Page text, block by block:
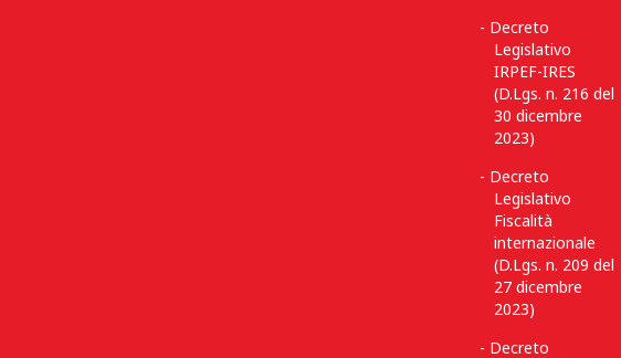
Decreto
Legislativo
IRPEF-IRES
(D.Lgs. n. 216 del
30 dicembre
2023)
Decreto
Legislativo
Fiscalità
internazionale
(D.Lgs. n. 209 del
27 dicembre
2023)
Decreto